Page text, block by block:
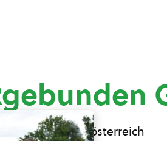
Innkreis, Oberösterreich